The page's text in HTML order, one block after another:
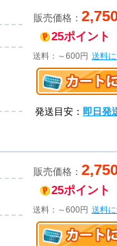
販売価格：
25ポイント
送料：～600円 送料
発送目安：即日発
販売価格：
25ポイント
送料：～600円 送料